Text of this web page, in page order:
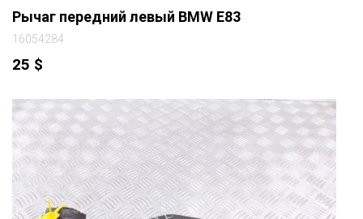
Рычаг передний левый BMW E83
16054284
25 $